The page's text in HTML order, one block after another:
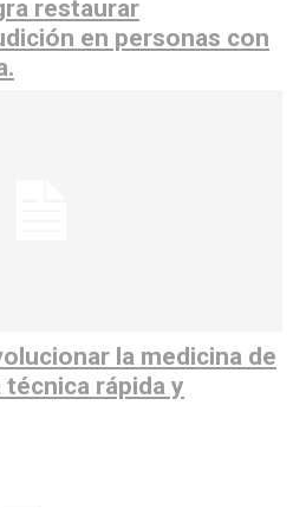
restaurar
en personas con
la medicina de
rápida y